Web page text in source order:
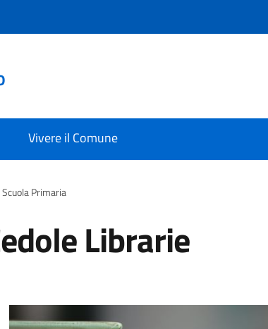
Vivere il Comune
Primaria
Librarie